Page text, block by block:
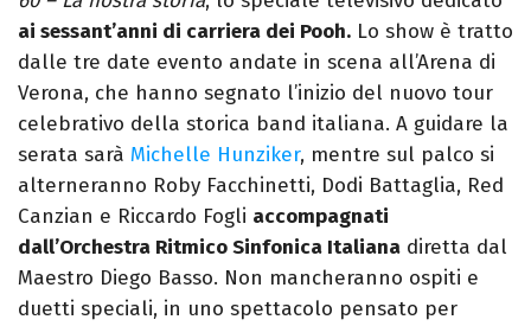
ai sessant’anni di carriera dei Pooh. Lo show è tratto
dalle tre date evento andate in scena all’Arena di
Verona, che hanno segnato l’inizio del nuovo tour
celebrativo della storica band italiana. A guidare la
serata sarà Michelle Hunziker, mentre sul palco si
alterneranno Roby Facchinetti, Dodi Battaglia, Red
Canzian e Riccardo Fogli accompagnati
dall’Orchestra Ritmico Sinfonica Italiana diretta dal
Maestro Diego Basso. Non mancheranno ospiti e
duetti speciali, in uno spettacolo pensato per